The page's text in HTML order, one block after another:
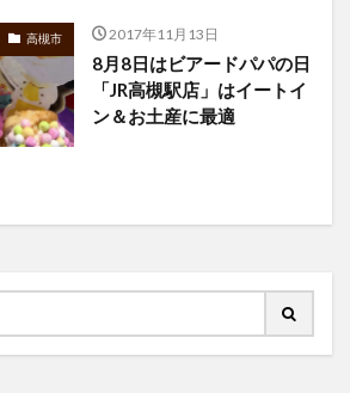
高槻市 2017年11月13日
8月8日はビアードパパの日
「JR高槻駅店」はイートイ
ン＆お土産に最適